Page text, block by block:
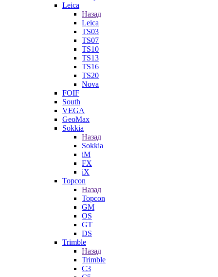
Leica
Назад
Leica
TS03
TS07
TS10
TS13
TS16
TS20
Nova
FOIF
South
VEGA
GeoMax
Sokkia
Назад
Sokkia
iM
FX
iX
Topcon
Назад
Topcon
GM
OS
GT
DS
Trimble
Назад
Trimble
C3